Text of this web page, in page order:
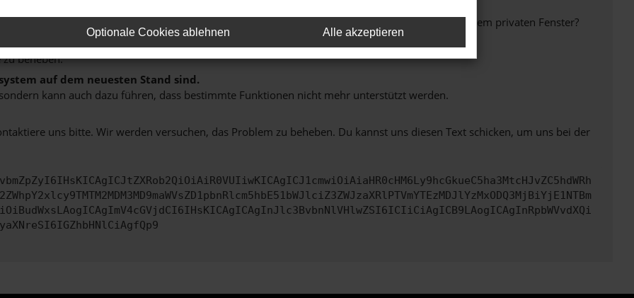
bestimmter Seiten verhindern. Funktioniert die Seite in einem anderen Browser oder in einem privaten Fenster?
beheben.
auf dem neuesten Stand sind.
kann auch dazu führen, dass bestimmte Funktionen nicht mehr unterstützt werden.
uns bitte. Wir werden versuchen, das Problem zu beheben. Du kannst uns diesen Text schicken, um uns bei der
Optionale Cookies ablehnen Alle akzeptieren